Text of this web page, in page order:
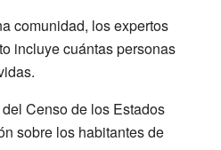
comunidad, los expertos
incluye cuántas personas
Censo de los Estados
sobre los habitantes de